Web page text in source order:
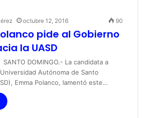
octubre 12, 2016 90
pide al Gobierno
la UASD
SANTO DOMINGO.- La candidata a
Autónoma de Santo
Emma Polanco, lamentó este…